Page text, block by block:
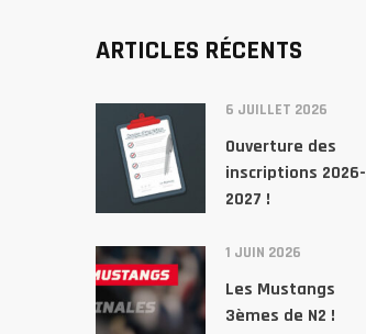
ARTICLES RÉCENTS
6 JUILLET 2026
Ouverture des
inscriptions 2026-
2027 !
1 JUIN 2026
Les Mustangs
3èmes de N2 !